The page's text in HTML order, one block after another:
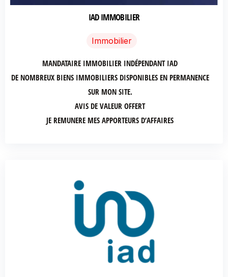
IAD IMMOBILIER
Immobilier
MANDATAIRE IMMOBILIER INDÉPENDANT IAD
DE NOMBREUX BIENS IMMOBILIERS DISPONIBLES EN PERMANENCE
SUR MON SITE.
AVIS DE VALEUR OFFERT
JE REMUNERE MES APPORTEURS D’AFFAIRES